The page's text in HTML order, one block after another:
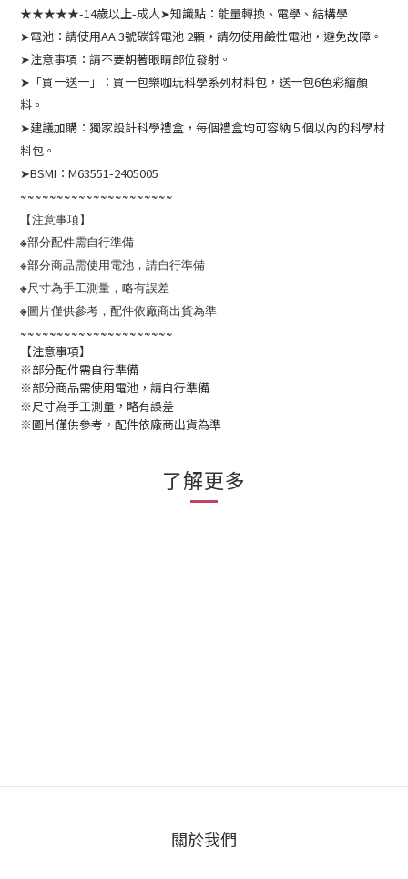
★★★★★-14歲以上-成人➤知識點：能量轉換、電學、結構學
➤電池：請使用AA 3號碳鋅電池 2顆，請勿使用鹼性電池，避免故障。
➤注意事項：請不要朝著眼睛部位發射。
➤「買一送一」：買一包樂咖玩科學系列材料包，送一包6色彩繪顏
料。
➤建議加購：獨家設計科學禮盒，每個禮盒均可容納５個以內的科學材
料包。
➤BSMI：M63551-2405005
~~~~~~~~~~~~~~~~~~~~~
【注意事項】
※部分配件需自行準備
※部分商品需使用電池，請自行準備
※尺寸為手工測量，略有誤差
※圖片僅供參考，配件依廠商出貨為準
~~~~~~~~~~~~~~~~~~~~~
【注意事項】
※部分配件需自行準備
※部分商品需使用電池，請自行準備
※尺寸為手工測量，略有誤差
※圖片僅供參考，配件依廠商出貨為準
了解更多
關於我們